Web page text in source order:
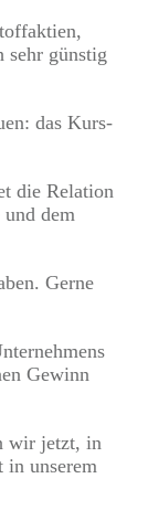
sehr günstig
das Kurs-
die Relation
dem
Gerne
Gewinn
wir jetzt, in
in unserem